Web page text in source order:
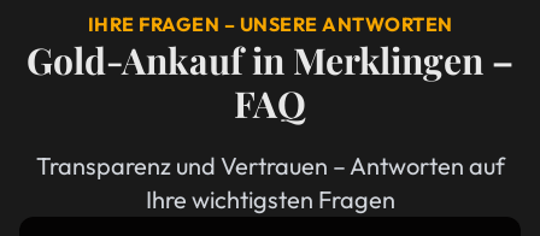
IHRE FRAGEN – UNSERE ANTWORTEN
Gold-Ankauf in Merklingen –
FAQ
Transparenz und Vertrauen – Antworten auf
Ihre wichtigsten Fragen